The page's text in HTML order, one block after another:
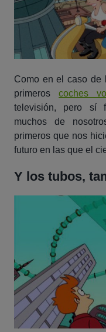
Como en el caso de
primeroscoches
televisión, pero sí
muchos de
primeros que nos
futuro en las que el
Y los tubos,